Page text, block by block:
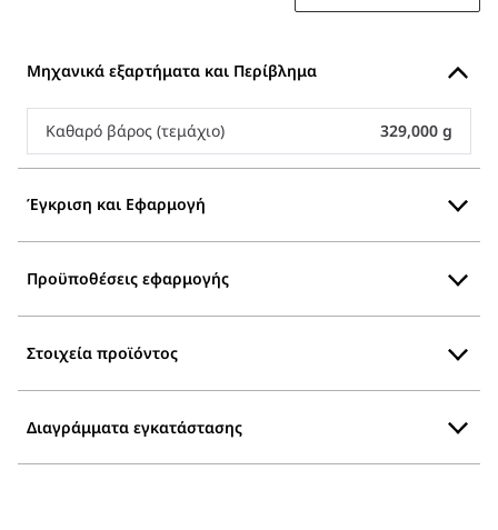
Μηχανικά εξαρτήματα και Περίβλημα
Καθαρό βάρος (τεμάχιο) 329,000 g
Έγκριση και Εφαρμογή
Προϋποθέσεις εφαρμογής
Στοιχεία προϊόντος
Διαγράμματα εγκατάστασης